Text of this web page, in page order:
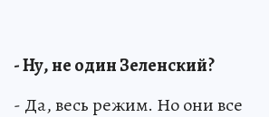
- Ну, не один Зеленский?
- Да, весь режим. Но они все